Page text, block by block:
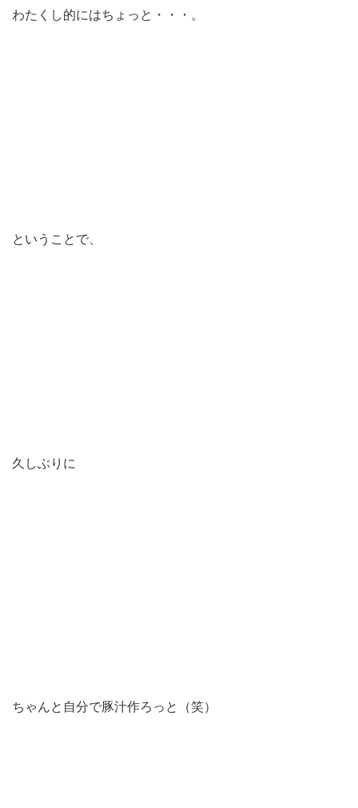
わたくし的にはちょっと・・・。
ということで、
久しぶりに
ちゃんと自分で豚汁作ろっと（笑）